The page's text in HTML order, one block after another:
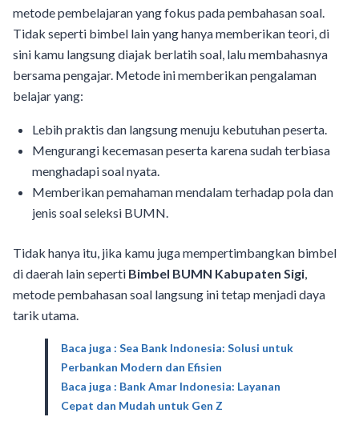
metode pembelajaran yang fokus pada pembahasan soal.
Tidak seperti bimbel lain yang hanya memberikan teori, di
sini kamu langsung diajak berlatih soal, lalu membahasnya
bersama pengajar. Metode ini memberikan pengalaman
belajar yang:
Lebih praktis dan langsung menuju kebutuhan peserta.
Mengurangi kecemasan peserta karena sudah terbiasa
menghadapi soal nyata.
Memberikan pemahaman mendalam terhadap pola dan
jenis soal seleksi BUMN.
Tidak hanya itu, jika kamu juga mempertimbangkan bimbel
di daerah lain seperti Bimbel BUMN Kabupaten Sigi
metode pembahasan soal langsung ini tetap menjadi daya
tarik utama.
Baca juga : Sea Bank Indonesia: Solusi untuk
Perbankan Modern dan Efisien
Baca juga : Bank Amar Indonesia: Layanan
Cepat dan Mudah untuk Gen Z